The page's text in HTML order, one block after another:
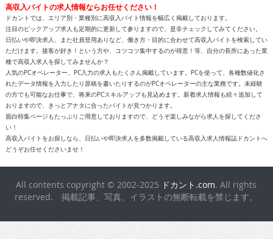
高収入バイトの求人情報ならお任せください！
ドカントでは、エリア別・業種別に高収入バイト情報を幅広く掲載しております。
注目のピックアップ求人も定期的に更新して参りますので、是非チェックしてみてください。
日払いや即決求人、また社員登用ありなど、働き方・目的に合わせて高収入バイトを検索してい
ただけます。接客が好き！という方や、コツコツ集中するのが得意！等、自分の長所にあった業
種で高収入求人を探してみませんか？
人気のPCオペレーター、PC入力の求人もたくさん掲載しています。PCを使って、各種数値化さ
れたデータ情報を入力したり原稿を書いたりするのがPCオペレーターの主な業務です。未経験
の方でも可能なお仕事で、将来のPCスキルアップも見込めます。新着求人情報も続々追加して
おりますので、きっとアナタに合ったバイトが見つかります。
面白特集ページもたっぷりご用意しておりますので、どうぞ楽しみながら求人を探してくださ
い！
高収入バイトをお探しなら、日払いや即決求人を多数掲載している高収入求人情報誌ドカントへ
どうぞお任せくださいませ！
All contents copyright © 2002-2025 ドカント.com. All rights
reserved. 掲載記事、写真、イラストの無断転載を禁じます。